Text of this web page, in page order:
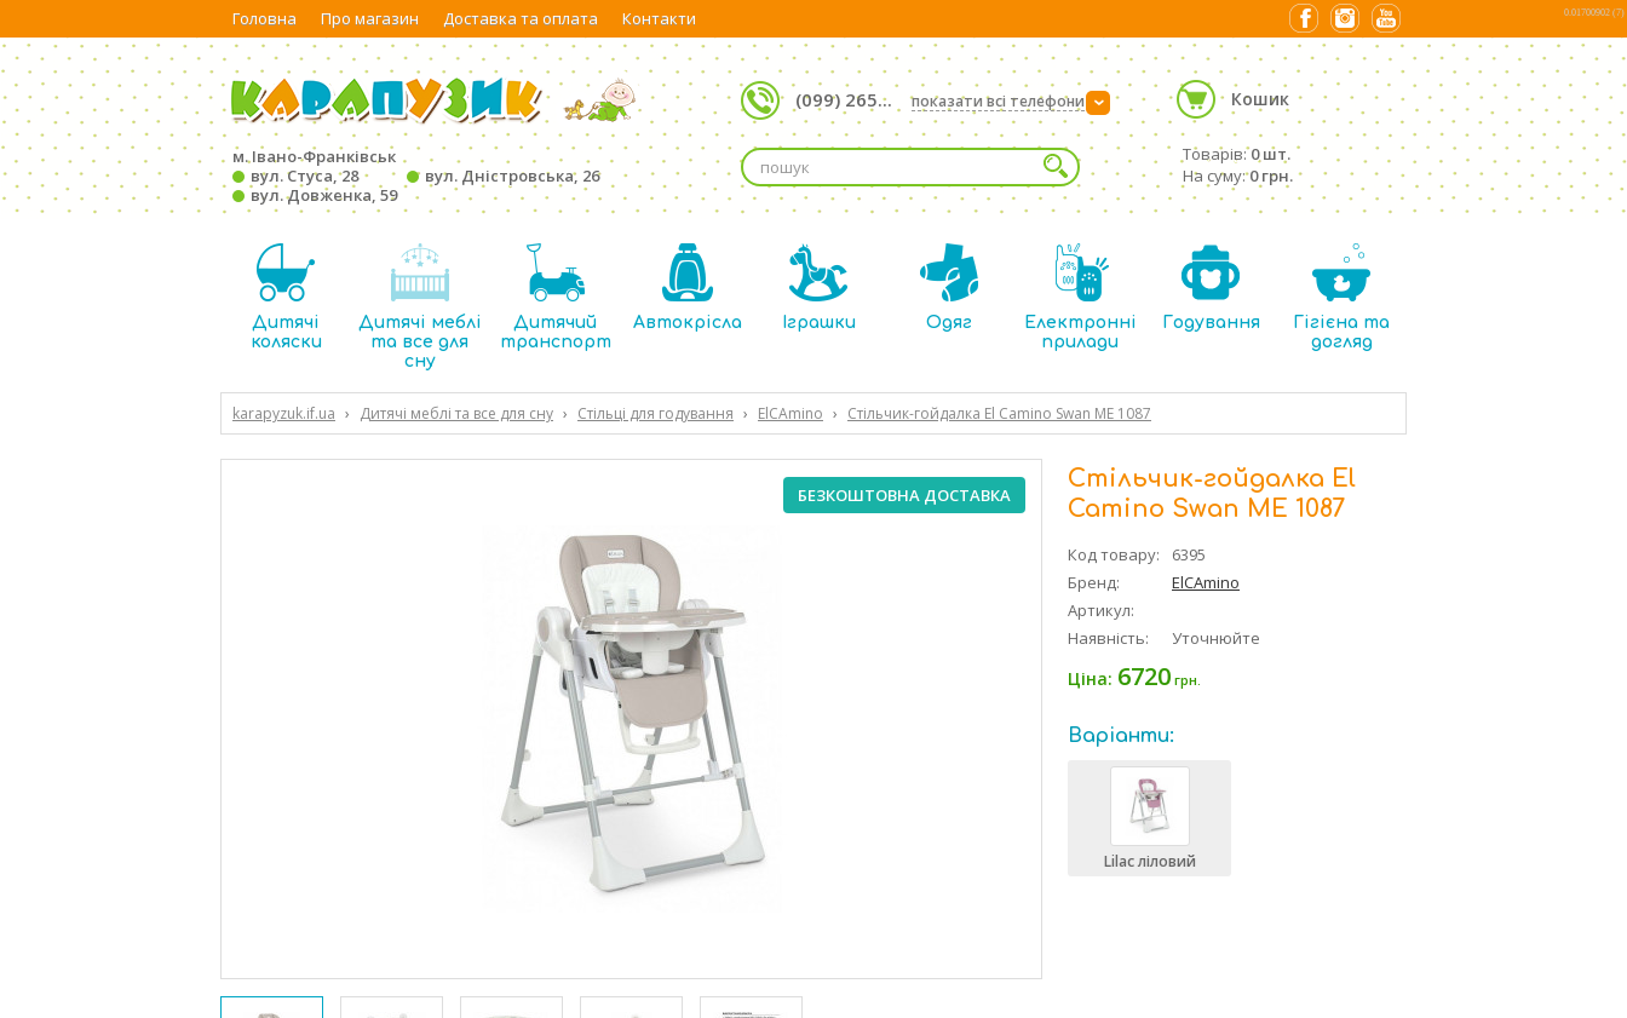
Головна Про магазин Доставка та оплата Контакти
м. Івано-Франківськ
вул. Стуса, 28
вул. Дністровська, 26
вул. Довженка, 59
(099) 265... ›
показати всі телефони Кошик
Товарів:0 шт.
На суму:0 грн.
Дитячі
коляски
Дитячі меблі
та все для
сну
Дитячий
транспорт
Автокрісла Іграшки Одяг
Електронні
прилади
Годування
Гігієна та
догляд
karapyzuk.if.ua › Дитячі меблі та все для сну › Стільці для годування › ElCAmino › Стільчик-гойдалка El Camino Swan ME 1087
Стільчик-гойдалка El
Camino Swan ME 1087
Код товару:
6395
Бренд:
ElCAmino
Артикул:
Наявність:
Уточнюйте
Ціна: 6720 грн.
Варіанти:
Lilac ліловий
БЕЗКОШТОВНА ДОСТАВКА
0.01700902 (7)